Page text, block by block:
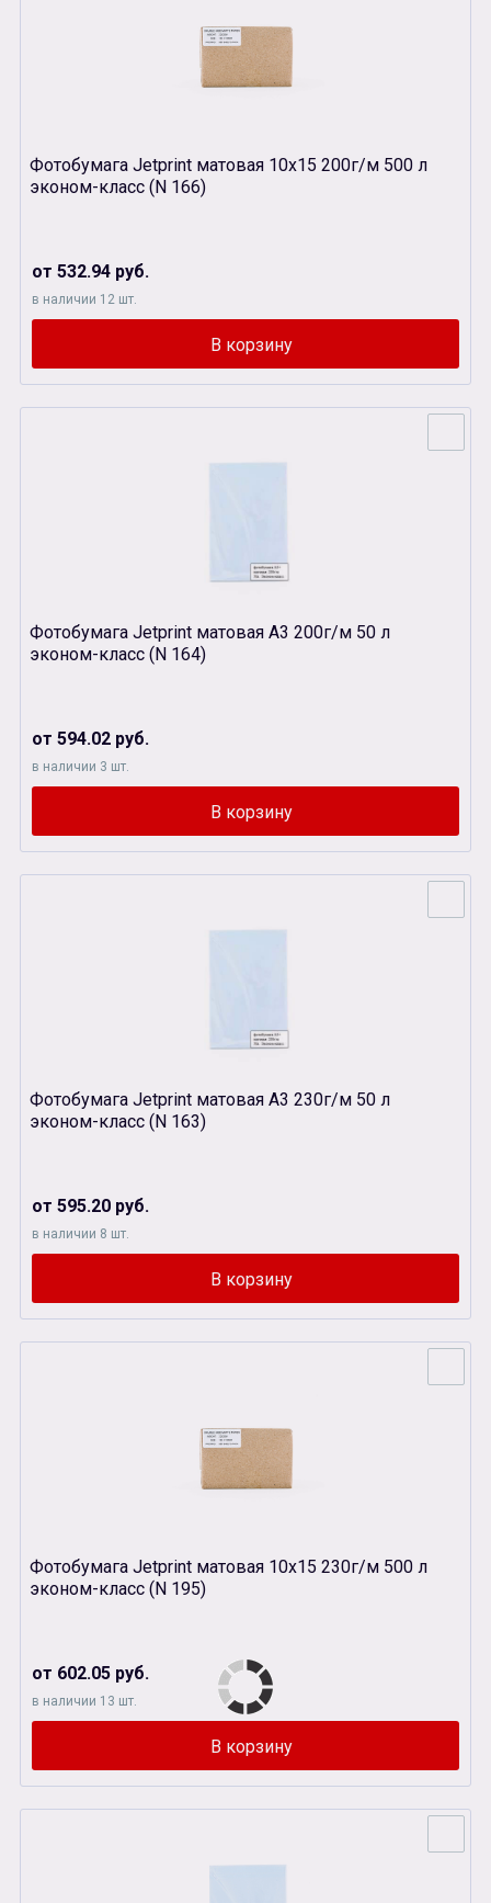
Фотобумага Jetprint матовая 10х15 200г/м 500 л
эконом-класс (N 166)
от 532.94 руб.
в наличии 12 шт.
Фотобумага Jetprint матовая А3 200г/м 50 л
эконом-класс (N 164)
от 594.02 руб.
в наличии 3 шт.
Фотобумага Jetprint матовая А3 230г/м 50 л
эконом-класс (N 163)
от 595.20 руб.
в наличии 8 шт.
Фотобумага Jetprint матовая 10х15 230г/м 500 л
эконом-класс (N 195)
от 602.05 руб.
в наличии 13 шт.